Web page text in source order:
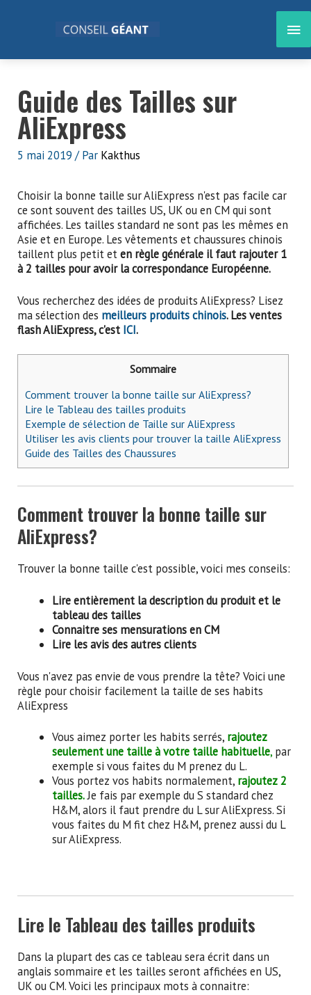
Guide des Tailles sur
AliExpress
5 mai 2019/ Par Kakthus
Choisir la bonne taille sur AliExpress n'est pas facile car
ce sont souvent des tailles US, UK ou en CM qui sont
affichées. Les tailles standard ne sont pas les mêmes en
Asie et en Europe. Les vêtements et chaussures chinois
taillent plus petit eten règle générale il faut rajouter 1
à 2 tailles pour avoir la correspondance Européenne.
Vous recherchez des idées de produits AliExpress? Lisez
ma sélection des meilleurs produits chinois. Les ventes
flash AliExpress, c'est ICI.
Sommaire
Comment trouver la bonne taille sur AliExpress?
Lire le Tableau des tailles produits
Exemple de sélection de Taille sur AliExpress
Utiliser les avis clients pour trouver la taille AliExpress
Guide des Tailles des Chaussures
Comment trouver la bonne taille sur
AliExpress?
Trouver la bonne taille c'est possible, voici mes conseils:
Lire entièrement la description du produit et le
tableau des tailles
Connaitre ses mensurations en CM
Lire les avis des autres clients
Vous n'avez pas envie de vous prendre la tête? Voici une
règle pour choisir facilement la taille de ses habits
AliExpress
Vous aimez porter les habits serrés, rajoutez
seulement une taille à votre taille habituelle,par
exemple si vous faites du M prenez du L.
Vous portez vos habits normalement, rajoutez 2
tailles.Je fais par exemple du S standard chez
H&M, alors il faut prendre du L sur AliExpress. Si
vous faites du M fit chez H&M, prenez aussi du L
sur AliExpress.
Lire le Tableau des tailles produits
Dans la plupart des cas ce tableau sera écrit dans un
anglais sommaire et les tailles seront affichées en US,
UK ou CM. Voici les principaux mots à connaitre: